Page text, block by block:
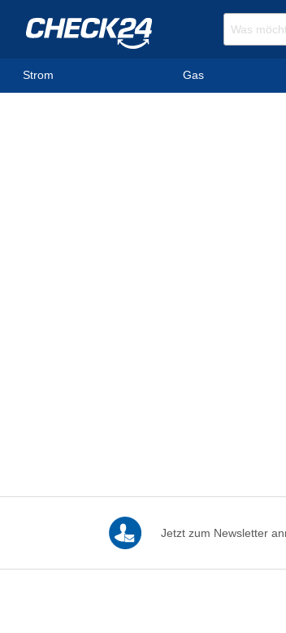
Strom Gas
Jetzt zum Newsletter